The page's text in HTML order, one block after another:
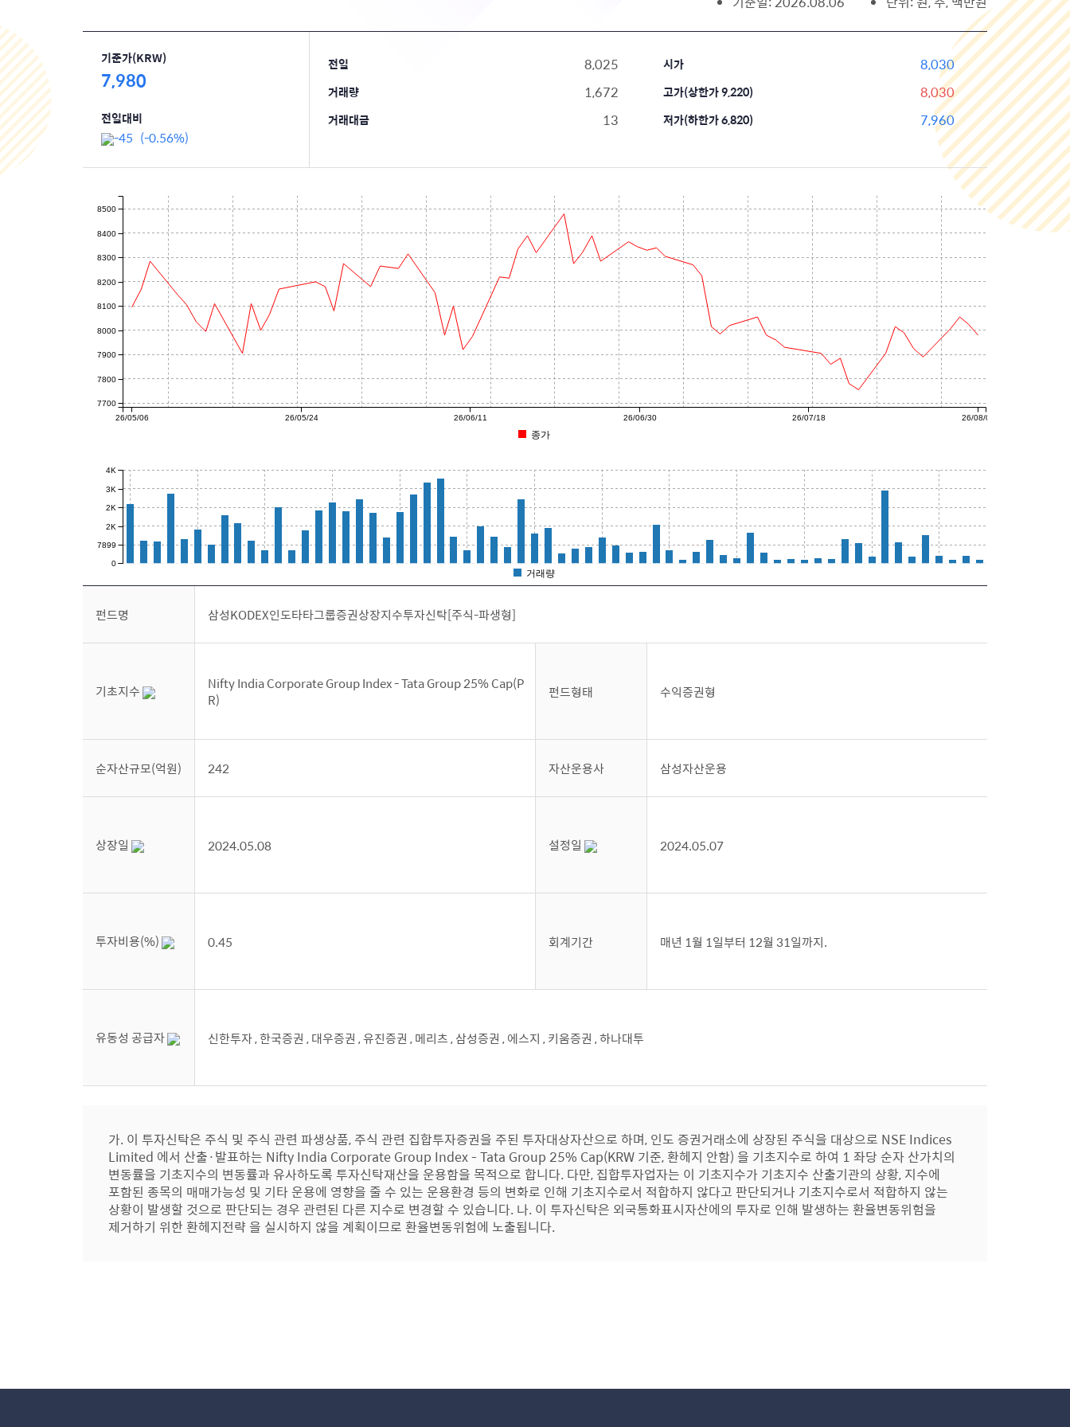
기준가(KRW)
7,980
전일대비
-45 (-0.56%)
전일 8,025
거래량 1,672
거래대금 13
시가 8,030
고가(상한가 9,220) 8,030
저가(하한가 6,820) 7,960
26/05/06 26/05/24 26/06/11 26/06/30 26/07/18 26/08/06
7700
7800
7900
8000
8100
8200
8300
8400
8500
종가
0
7899
2K
2K
3K
4K
거래량
펀드명 삼성KODEX인도타타그룹증권상장지수투자신탁[주식-파생형]
기초지수
Nifty India Corporate Group Index - Tata Group 25% Cap(P
R)
펀드형태 수익증권형
순자산규모(억원) 242 자산운용사 삼성자산운용
상장일 2024.05.08 설정일 2024.05.07
투자비용(%) 0.45 회계기간 매년 1월 1일부터 12월 31일까지.
유동성 공급자 신한투자 , 한국증권 , 대우증권 , 유진증권 , 메리츠 , 삼성증권 , 에스지 , 키움증권 , 하나대투
가. 이 투자신탁은 주식 및 주식 관련 파생상품, 주식 관련 집합투자증권을 주된 투자대상자산으로 하며, 인도 증권거래소에 상장된 주식을 대상으로 NSE Indices
Limited 에서 산출·발표하는 Nifty India Corporate Group Index - Tata Group 25% Cap(KRW 기준, 환헤지 안함) 을 기초지수로 하여 1 좌당 순자 산가치의
변동률을 기초지수의 변동률과 유사하도록 투자신탁재산을 운용함을 목적으로 합니다. 다만, 집합투자업자는 이 기초지수가 기초지수 산출기관의 상황, 지수에
포함된 종목의 매매가능성 및 기타 운용에 영향을 줄 수 있는 운용환경 등의 변화로 인해 기초지수로서 적합하지 않다고 판단되거나 기초지수로서 적합하지 않는
상황이 발생할 것으로 판단되는 경우 관련된 다른 지수로 변경할 수 있습니다. 나. 이 투자신탁은 외국통화표시자산에의 투자로 인해 발생하는 환율변동위험을
제거하기 위한 환헤지전략 을 실시하지 않을 계획이므로 환율변동위험에 노출됩니다.